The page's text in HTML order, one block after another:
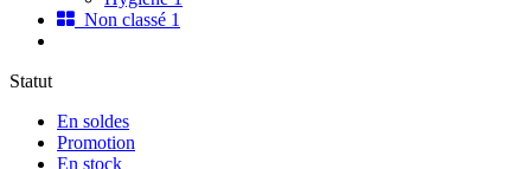
Non classé 1
Statut
En soldes
Promotion
En stock